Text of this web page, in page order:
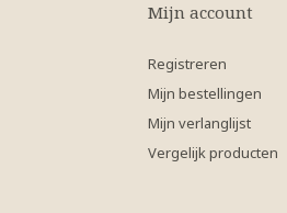
Mijn account
Registreren
Mijn bestellingen
Mijn verlanglijst
Vergelijk producten